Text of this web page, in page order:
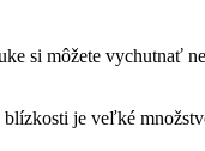
si môžete
je veľké